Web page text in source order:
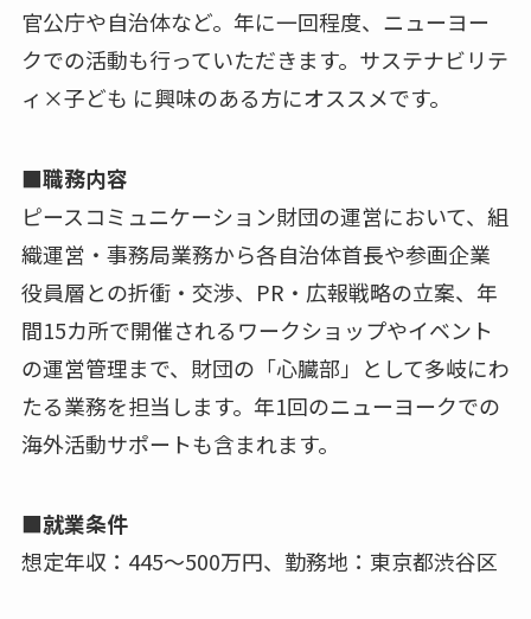
官公庁や自治体など。年に一回程度、ニューヨー
クでの活動も行っていただきます。サステナビリテ
ィ×子ども に興味のある方にオススメです。
■職務内容
ピースコミュニケーション財団の運営において、組
織運営・事務局業務から各自治体首長や参画企業
役員層との折衝・交渉、PR・広報戦略の立案、年
間15カ所で開催されるワークショップやイベント
の運営管理まで、財団の「心臓部」として多岐にわ
たる業務を担当します。年1回のニューヨークでの
海外活動サポートも含まれます。
■就業条件
想定年収：445～500万円、勤務地：東京都渋谷区